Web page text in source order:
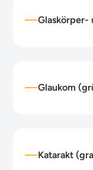
Glaskörper-
Glaukom
Katarakt